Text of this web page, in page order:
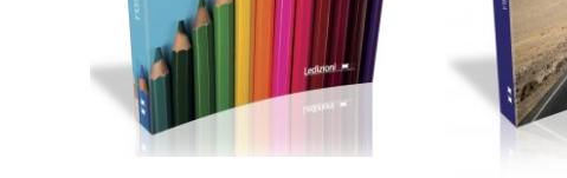
Select options